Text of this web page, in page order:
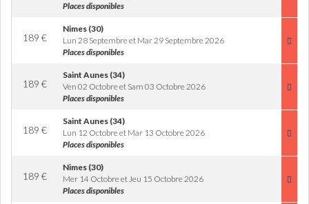
Places disponibles
189 €
Nimes (30)
Lun 28 Septembre et Mar 29 Septembre 2026
Places disponibles
189 €
Saint Aunes (34)
Ven 02 Octobre et Sam 03 Octobre 2026
Places disponibles
189 €
Saint Aunes (34)
Lun 12 Octobre et Mar 13 Octobre 2026
Places disponibles
189 €
Nimes (30)
Mer 14 Octobre et Jeu 15 Octobre 2026
Places disponibles